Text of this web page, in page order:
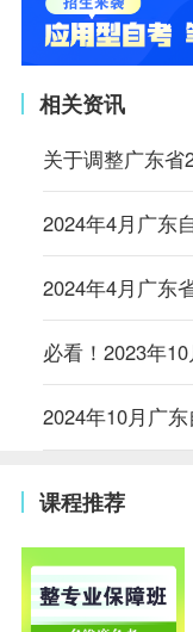
相关资讯
2024年4月广东
2024年4月广东
2024年10月广
课程推荐